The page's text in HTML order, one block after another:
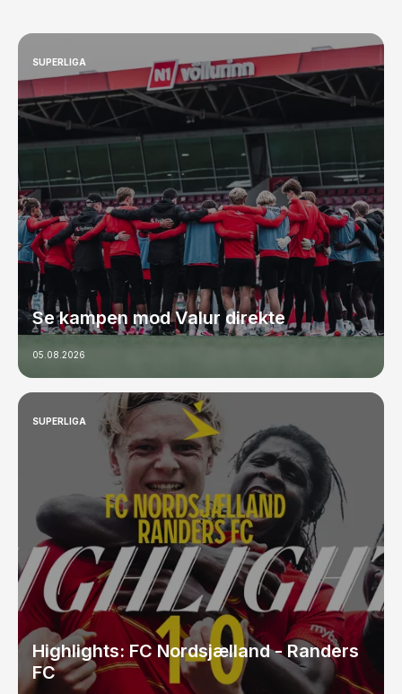
SUPERLIGA
Se kampen mod Valur direkte
05.08.2026
SUPERLIGA
Highlights: FC Nordsjælland - Randers
FC